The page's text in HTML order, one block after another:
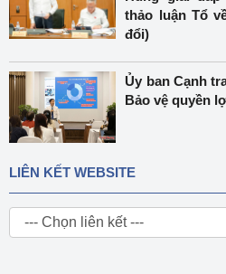
thảo luận Tổ
đổi)
Ủy ban Cạnh
Bảo vệ quyền
LIÊN KẾT WEBSITE